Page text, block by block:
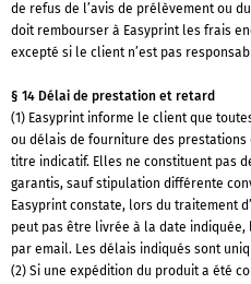
de refus de l’avis de prélèvement ou
doit rembourser à Easyprint les frais
excepté si le client n’est pas
§ 14 Délai de prestation et retard
(1) Easyprint informe le client que
ou délais de fourniture des prestations
titre indicatif. Elles ne constituent pas
garantis, sauf stipulation différente
Easyprint constate, lors du traitement
peut pas être livrée à la date
par email. Les délais indiqués sont
(2) Si une expédition du produit a été